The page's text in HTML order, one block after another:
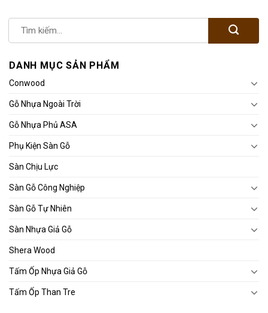
DANH MỤC SẢN PHẨM
Conwood
Gỗ Nhựa Ngoài Trời
Gỗ Nhựa Phủ ASA
Phụ Kiện Sàn Gỗ
Sàn Chịu Lực
Sàn Gỗ Công Nghiệp
Sàn Gỗ Tự Nhiên
Sàn Nhựa Giả Gỗ
Shera Wood
Tấm Ốp Nhựa Giả Gỗ
Tấm Ốp Than Tre